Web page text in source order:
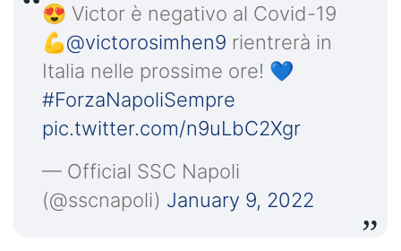
😍 Victor è negativo al Covid-19
💪@victorosimhen9 rientrerà in
Italia nelle prossime ore! 💙
#ForzaNapoliSempre
pic.twitter.com/n9uLbC2Xgr
— Official SSC Napoli
(@sscnapoli) January 9, 2022